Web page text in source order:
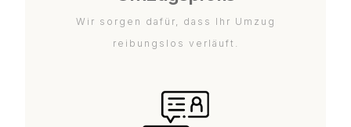
Wir sorgen dafür, dass Ihr Umzug
reibungslos verläuft.